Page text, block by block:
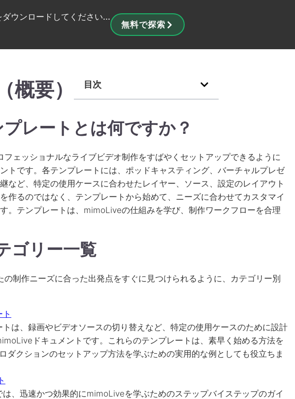
ダウンロードしてください...
無料で探索
概要） 目次
レートとは何ですか？
ェッショナルなライブビデオ制作をすばやくセットアップできるように
トです。各テンプレートには、ポッドキャスティング、バーチャルプレゼ
など、特定の使用ケースに合わせたレイヤー、ソース、設定のレイアウト
作るのではなく、テンプレートから始めて、ニーズに合わせてカスタマイ
。テンプレートは、mimoLiveの仕組みを学び、制作ワークフローを合理
ゴリー一覧
制作ニーズに合った出発点をすぐに見つけられるように、カテゴリー別
は、録画やビデオソースの切り替えなど、特定の使用ケースのために設計
ドキュメントです。これらのテンプレートは、素早く始める方法を
ダクションのセットアップ方法を学ぶための実用的な例としても役立ちま
、迅速かつ効果的にmimoLiveを学ぶためのステップバイステップのガイ